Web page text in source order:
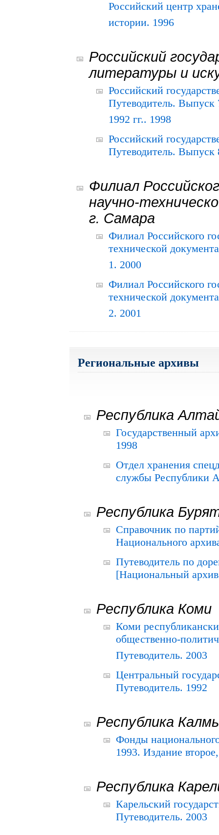
Российский центр
истории. 1996
Российский
литературы и
Российский
Путеводитель.
1992 гг.. 1998
Российский
Путеводитель. Выпуск
Филиал
научно-
г. Самара
Филиал Российского
технической
1. 2000
Филиал Российского
технической
2. 2001
Региональные архивы
Республика
Государственный
1998
Отдел хранения
службы Республики
Республика
Справочник по
Национального
Путеводитель по
[Национальный
Республика Коми
Коми
общественно-
Путеводитель. 2003
Центральный
Путеводитель. 1992
Республика
Фонды
1993. Издание
Республика
Карельский
Путеводитель. 2003